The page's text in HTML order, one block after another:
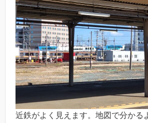
近鉄がよく見えます。地図で分かる